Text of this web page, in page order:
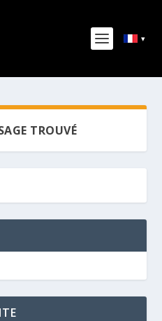
TROUVÉ